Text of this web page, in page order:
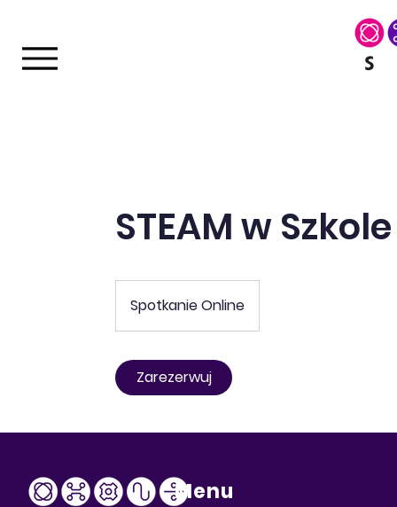
STEAM w
Spotkanie Online
Zarezerwuj
Menu